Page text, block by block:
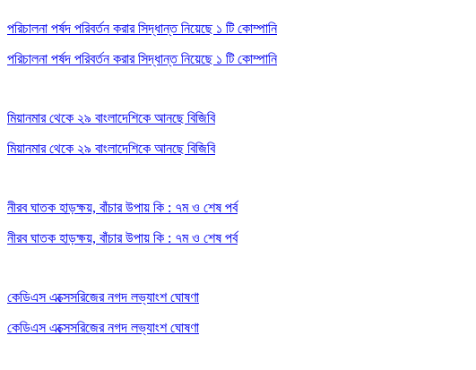
পরিচালনা পর্ষদ পরিবর্তন করার সিদ্ধান্ত নিয়েছে ১ টি কোম্পানি
পরিচালনা পর্ষদ পরিবর্তন করার সিদ্ধান্ত নিয়েছে ১ টি কোম্পানি
মিয়ানমার থেকে ২৯ বাংলাদেশিকে আনছে বিজিবি
মিয়ানমার থেকে ২৯ বাংলাদেশিকে আনছে বিজিবি
নীরব ঘাতক হাড়ক্ষয়, বাঁচার উপায় কি : ৭ম ও শেষ পর্ব
নীরব ঘাতক হাড়ক্ষয়, বাঁচার উপায় কি : ৭ম ও শেষ পর্ব
কেডিএস এক্সেসরিজের নগদ লভ্যাংশ ঘোষণা
কেডিএস এক্সেসরিজের নগদ লভ্যাংশ ঘোষণা